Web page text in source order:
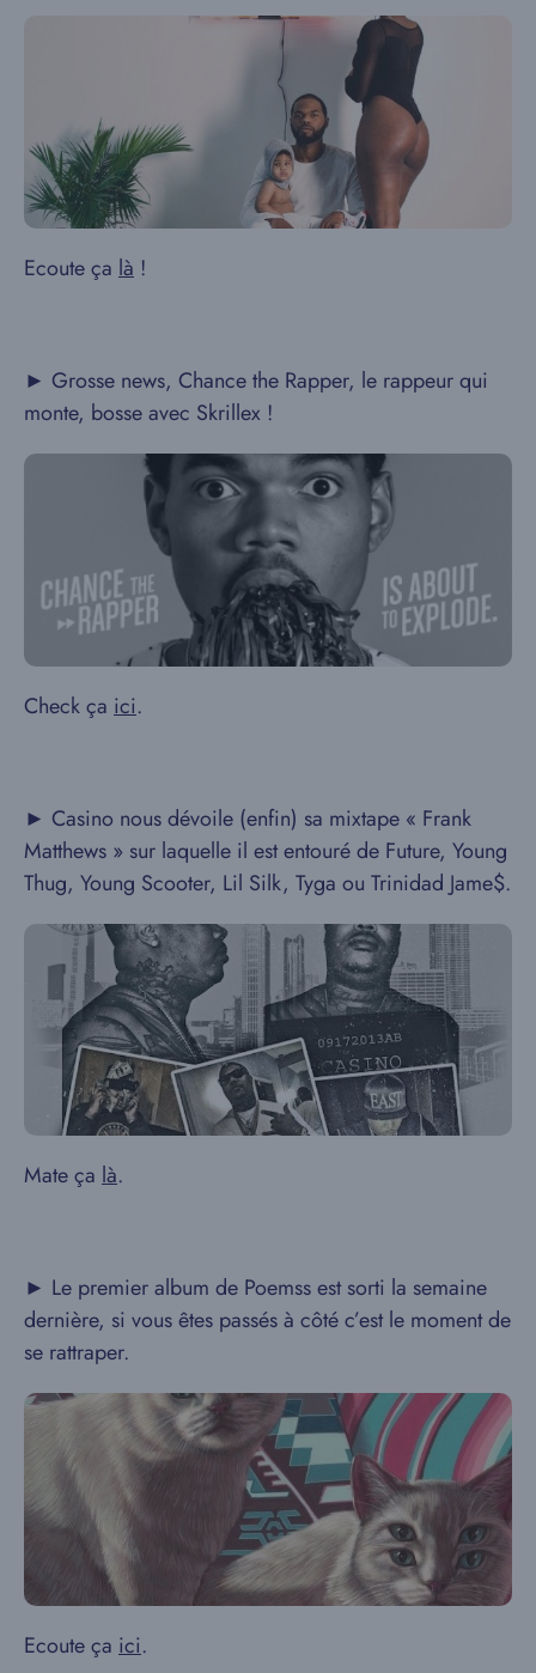
Ecoute ça là !
► Grosse news, Chance the Rapper, le rappeur qui
monte, bosse avec Skrillex !
Check ça ici.
► Casino nous dévoile (enfin) sa mixtape « Frank
Matthews » sur laquelle il est entouré de Future, Young
Thug, Young Scooter, Lil Silk, Tyga ou Trinidad Jame$.
Mate ça là.
► Le premier album de Poemss est sorti la semaine
dernière, si vous êtes passés à côté c’est le moment de
se rattraper.
Ecoute ça ici.